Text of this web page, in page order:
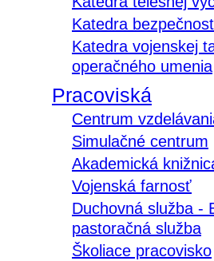
Katedra
Katedra vojenskej
operačného umenia
Pracoviská
Centrum
Simulačné centrum
Akademická
Vojenská farnosť
Duchovná služba -
pastoračná služba
Školiace pracovisko